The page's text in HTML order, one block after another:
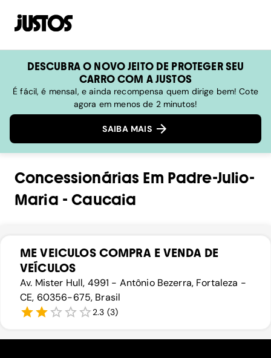
DESCUBRA O NOVO JEITO DE PROTEGER SEU
CARRO COM A JUSTOS
É fácil, é mensal, e ainda recompensa quem dirige bem! Cote
agora em menos de 2 minutos!
SAIBA MAIS
Concessionárias Em Padre-Julio-
Maria -Caucaia
ME VEICULOS COMPRA E VENDA DE
VEÍCULOS
Av. Mister Hull, 4991 - Antônio Bezerra, Fortaleza -
CE, 60356-675, Brasil
2.3 (3)